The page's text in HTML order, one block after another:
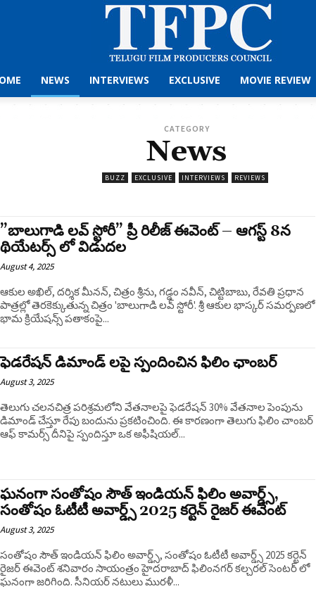
NEWS INTERVIEWS EXCLUSIVE MOVIE REVIEW
CATEGORY
News
BUZZ EXCLUSIVE INTERVIEWS REVIEWS
”బాలుగాడి లవ్ స్టోరీ” ప్రీ రిలీజ్ ఈవెంట్ – ఆగస్ట్ 8న
థియేటర్స్ లో విడుదల
August 4, 2025
ఆకుల అఖిల్, దర్శిక మీనన్, చిత్రం శ్రీను, గడ్డం నవీన్, చిట్టిబాబు, రేవతి ప్రధాన
పాత్రల్లో తెరకెక్కుతున్న చిత్రం 'బాలుగాడి లవ్ స్టోరీ'. శ్రీ ఆకుల భాస్కర్ సమర్పణలో
భామ క్రియేషన్స్ పతాకంపై...
ఫెడరేషన్ డిమాండ్ లపై స్పందించిన ఫిలిం ఛాంబర్
August 3, 2025
తెలుగు చలనచిత్ర పరిశ్రమలోని వేతనాలపై ఫెడరేషన్ 30% వేతనాల పెంపును
డిమాండ్ చేస్తూ రేపు బందును ప్రకటించింది. ఈ కారణంగా తెలుగు ఫిలిం చాంబర్
ఆఫ్ కామర్స్ దీనిపై స్పందిస్తూ ఒక అఫీషియల్...
ఘనంగా సంతోషం సౌత్ ఇండియన్ ఫిలిం అవార్డ్స్,
సంతోషం ఓటీటీ అవార్డ్స్ 2025 కర్టెన్ రైజర్ ఈవెంట్
August 3, 2025
సంతోషం సౌత్ ఇండియన్ ఫిలిం అవార్డ్స్, సంతోషం ఓటీటీ అవార్డ్స్ 2025 కర్టెన్
రైజర్ ఈవెంట్ శనివారం సాయంత్రం హైదరాబాద్ ఫిలింనగర్ కల్చరల్ సెంటర్ లో
ఘనంగా జరిగింది. సీనియర్ నటులు మురళీ...